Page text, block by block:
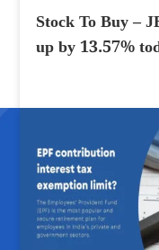
Stock To Buy –
up by 13.57%